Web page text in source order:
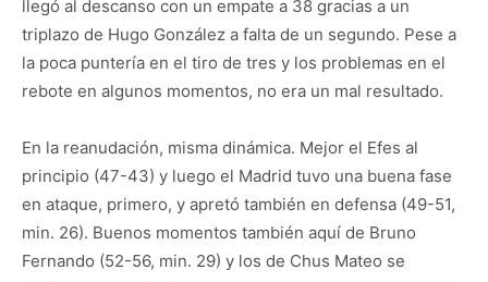
llegó al descanso con un empate a 38 gracias a un
triplazo de Hugo González a falta de un segundo. Pese a
la poca puntería en el tiro de tres y los problemas en el
rebote en algunos momentos, no era un mal resultado.
En la reanudación, misma dinámica. Mejor el Efes al
principio (47-43) y luego el Madrid tuvo una buena fase
en ataque, primero, y apretó también en defensa (49-51,
min. 26). Buenos momentos también aquí de Bruno
Fernando (52-56, min. 29) y los de Chus Mateo se